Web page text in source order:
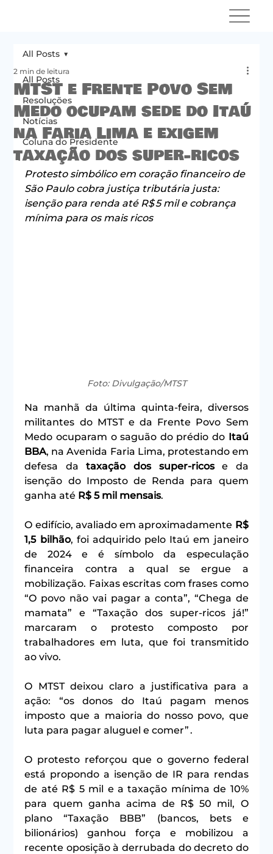
All Posts
Resoluções
Notícias
Coluna do Presidente
All Posts
MTST e Frente Povo Sem
Medo ocupam sede do Itaú
na Faria Lima e exigem
taxação dos super-ricos
2 min de leitura
Protesto simbólico em coração financeiro de
São Paulo cobra justiça tributária justa:
isenção para renda até R$ 5 mil e cobrança
mínima para os mais ricos
Foto: Divulgação/MTST
Na manhã da última quinta-feira, diversos
militantes do MTST e da Frente Povo Sem
Medo ocuparam o saguão do prédio do Itaú
BBA, na Avenida Faria Lima, protestando em
defesa da taxação dos super-ricos e da
isenção do Imposto de Renda para quem
ganha até R$ 5 mil mensais.
O edifício, avaliado em aproximadamente R$
1,5 bilhão, foi adquirido pelo Itaú em janeiro
de 2024 e é símbolo da especulação
financeira contra a qual se ergue a
mobilização. Faixas escritas com frases como
“O povo não vai pagar a conta”, “Chega de
mamata” e “Taxação dos super-ricos já!”
marcaram o protesto composto por
trabalhadores em luta, que foi transmitido
ao vivo.
O MTST deixou claro a justificativa para a
ação: “os donos do Itaú pagam menos
imposto que a maioria do nosso povo, que
luta para pagar aluguel e comer” .
O protesto reforçou que o governo federal
está propondo a isenção de IR para rendas
de até R$ 5 mil e a taxação mínima de 10%
para quem ganha acima de R$ 50 mil, O
plano “Taxação BBB” (bancos, bets e
bilionários) ganhou força e mobilizou a
recente oposição à derrubada do decreto do